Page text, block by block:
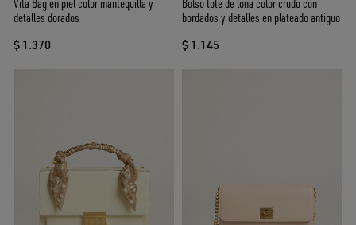
detalles dorados
$ 1.370
bordados y detalles en plateado antiguo
$ 1.145